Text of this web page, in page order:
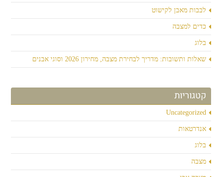
לבבות מאבן לקישוט
כדים למצבה
בלוג
שאלות ותשובות: מדריך לבחירת מצבה, מחירון 2026 וסוגי אבנים
קטגוריות
Uncategorized
אנדרטאות
בלוג
מצבה